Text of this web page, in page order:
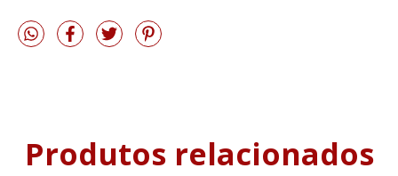
Produtos relacionados